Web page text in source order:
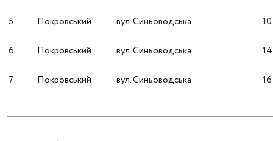
5 Покровський вул. Синьоводська 10
6 Покровський вул. Синьоводська 14
7 Покровський вул. Синьоводська 16